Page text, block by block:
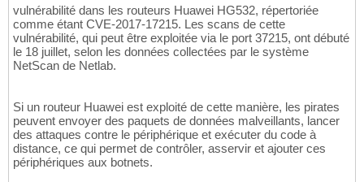
vulnérabilité dans les routeurs Huawei HG532, répertoriée
comme étant CVE-2017-17215. Les scans de cette
vulnérabilité, qui peut être exploitée via le port 37215, ont débuté
le 18 juillet, selon les données collectées par le système
NetScan de Netlab.
Si un routeur Huawei est exploité de cette manière, les pirates
peuvent envoyer des paquets de données malveillants, lancer
des attaques contre le périphérique et exécuter du code à
distance, ce qui permet de contrôler, asservir et ajouter ces
périphériques aux botnets.